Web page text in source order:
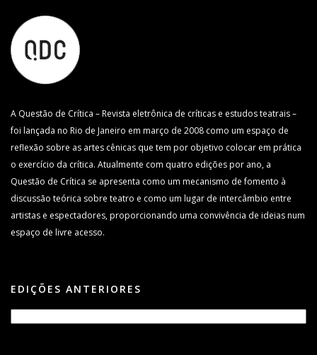
A Questão de Crítica – Revista eletrônica de críticas e estudos teatrais –
foi lançada no Rio de Janeiro em março de 2008 como um espaço de
reflexão sobre as artes cênicas que tem por objetivo colocar em prática
o exercício da crítica. Atualmente com quatro edições por ano, a
Questão de Crítica se apresenta como um mecanismo de fomento à
discussão teórica sobre teatro e como um lugar de intercâmbio entre
artistas e espectadores, proporcionando uma convivência de ideias num
espaço de livre acesso.
EDIÇÕES ANTERIORES